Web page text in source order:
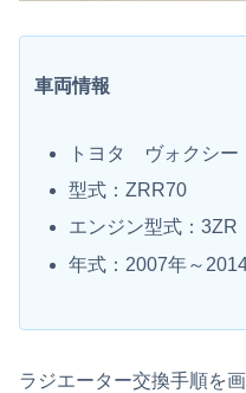
車両情報
トヨタ ヴォクシー
型式：ZRR70
エンジン型式：3ZR
年式：2007年～
ラジエーター交換手順を